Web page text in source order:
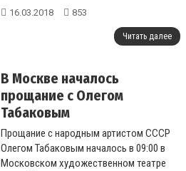
16.03.2018 853
Читать далее
В Москве началось
прощание с Олегом
Табаковым
Прощание с народным артистом СССР
Олегом Табаковым началось в 09:00 в
Московском художественном театре